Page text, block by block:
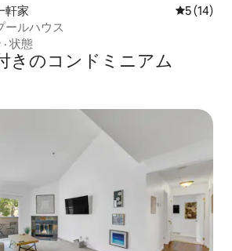
軒家 レビュー
5 (14)
ールハウス
· 状態
きのコンドミニアム